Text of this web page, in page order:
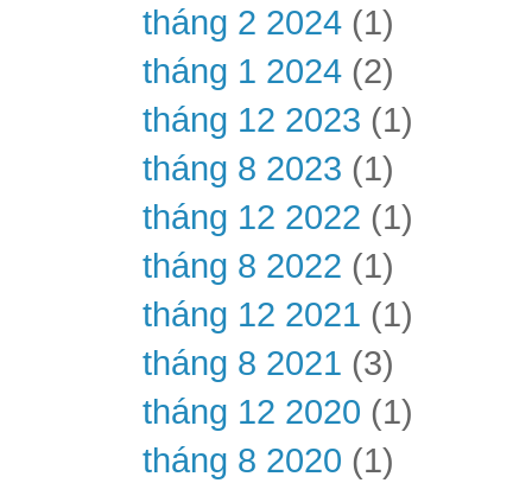
tháng 2 2024 (1)
tháng 1 2024 (2)
tháng 12 2023 (1)
tháng 8 2023 (1)
tháng 12 2022 (1)
tháng 8 2022 (1)
tháng 12 2021 (1)
tháng 8 2021 (3)
tháng 12 2020 (1)
tháng 8 2020 (1)